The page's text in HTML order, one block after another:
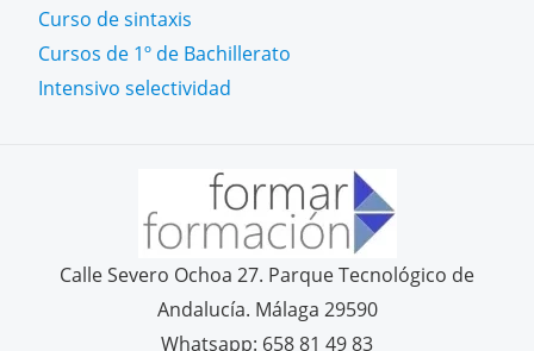
Curso de sintaxis
Cursos de 1º de Bachillerato
Intensivo selectividad
Calle Severo Ochoa 27. Parque Tecnológico de
Andalucía. Málaga 29590
Whatsapp: 658 81 49 83